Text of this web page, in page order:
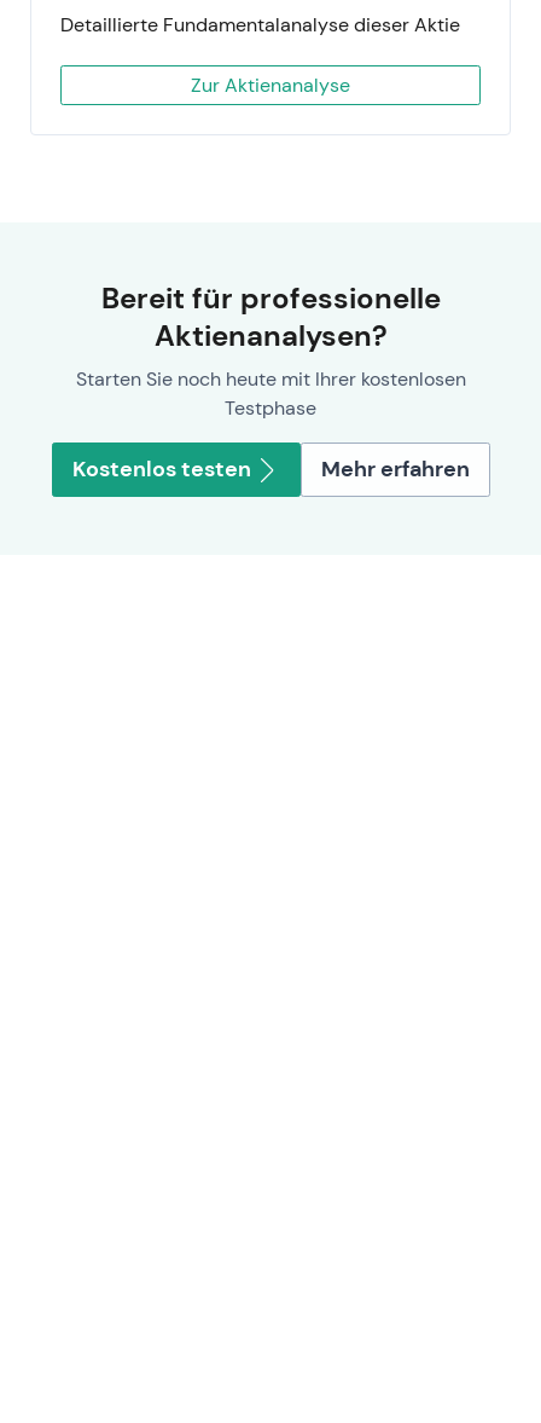
Detaillierte Fundamentalanalyse dieser Aktie
Zur Aktienanalyse
Bereit für professionelle
Aktienanalysen?
Starten Sie noch heute mit Ihrer kostenlosen
Testphase
Kostenlos testen Mehr erfahren